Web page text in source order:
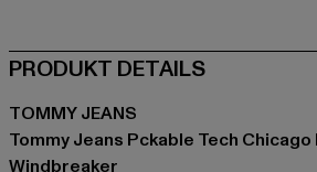
PRODUKT DETAILS
TOMMY JEANS
Tommy Jeans Pckable Tech
Windbreaker